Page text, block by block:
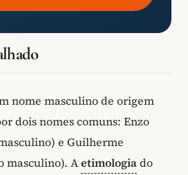
nome masculino de origem
dois nomes comuns: Enzo
e Guilherme
masculino). Aetimologiado